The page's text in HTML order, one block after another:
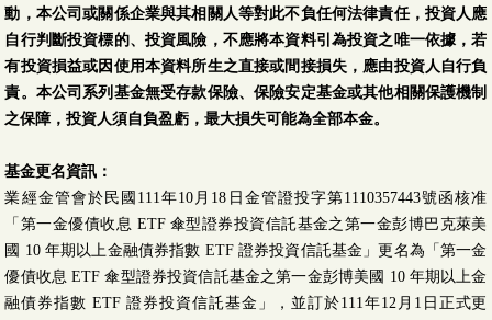
動，本公司或關係企業與其相關人等對此不負任何法律責任，投資人應
自行判斷投資標的、投資風險，不應將本資料引為投資之唯一依據，若
有投資損益或因使用本資料所生之直接或間接損失，應由投資人自行負
責。本公司系列基金無受存款保險、保險安定基金或其他相關保護機制
之保障，投資人須自負盈虧，最大損失可能為全部本金。
基金更名資訊：
業經金管會於民國111年10月18日金管證投字第1110357443號函核准
「第一金優債收息 ETF 傘型證券投資信託基金之第一金彭博巴克萊美
國 10 年期以上金融債券指數 ETF 證券投資信託基金」更名為「第一金
優債收息 ETF 傘型證券投資信託基金之第一金彭博美國 10 年期以上金
融債券指數 ETF 證券投資信託基金」，並訂於111年12月1日正式更